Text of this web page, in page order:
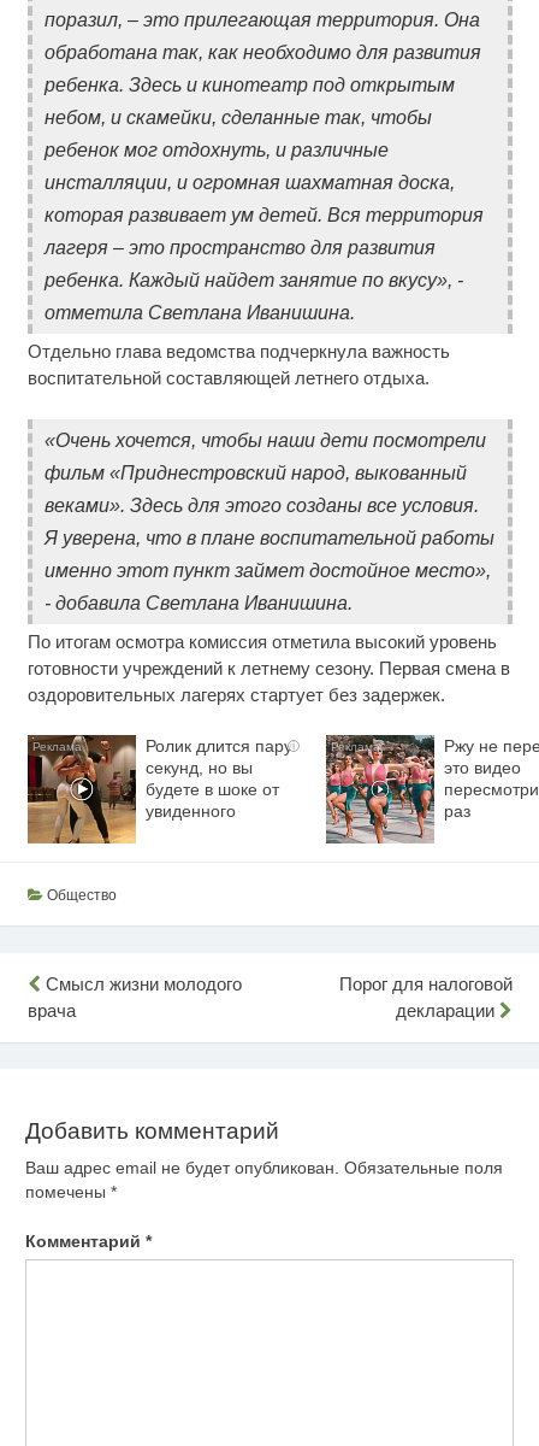
поразил, – это прилегающая территория. Она
обработана так, как необходимо для развития
ребенка. Здесь и кинотеатр под открытым
небом, и скамейки, сделанные так, чтобы
ребенок мог отдохнуть, и различные
инсталляции, и огромная шахматная доска,
которая развивает ум детей. Вся территория
лагеря – это пространство для развития
ребенка. Каждый найдет занятие по вкусу», -
отметила Светлана Иванишина.
Отдельно глава ведомства подчеркнула важность
воспитательной составляющей летнего отдыха.
«Очень хочется, чтобы наши дети посмотрели
фильм «Приднестровский народ, выкованный
веками». Здесь для этого созданы все условия.
Я уверена, что в плане воспитательной работы
именно этот пункт займет достойное место»,
- добавила Светлана Иванишина.
По итогам осмотра комиссия отметила высокий уровень
готовности учреждений к летнему сезону. Первая смена в
оздоровительных лагерях стартует без задержек.
i
Ролик длится пару
секунд, но вы
будете в шоке от
увиденного
Ржу не
это видео
раз
Общество
Навигация
по
Смысл жизни молодого
врача
Порог для налоговой
декларации
Добавить комментарий
Ваш адрес email не будет опубликован. Обязательные поля
помечены *
Комментарий *